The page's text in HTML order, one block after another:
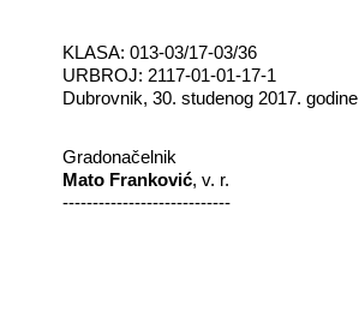
KLASA: 013-03/17-03/36
URBROJ: 2117-01-01-17-1
Dubrovnik, 30. studenog 2017. godine
Gradonačelnik
Mato Franković, v. r.
----------------------------